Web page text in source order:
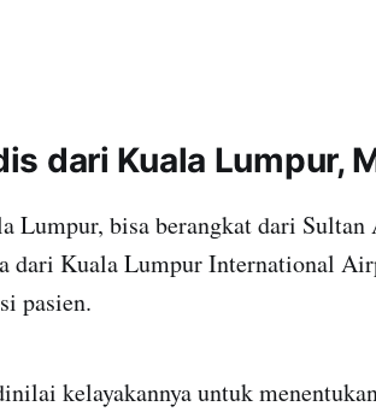
dari Kuala Lumpur,
Lumpur, bisa berangkat dari
dari Kuala Lumpur International
pasien.
kelayakannya untuk